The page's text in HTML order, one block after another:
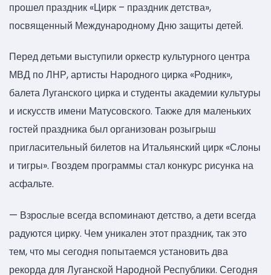
прошел праздник «Цирк – праздник детства»,
посвященный Международному Дню защиты детей.
Перед детьми выступили оркестр культурного центра
МВД по ЛНР, артисты Народного цирка «Родник»,
балета Луганского цирка и студенты академии культуры
и искусств имени Матусовского. Также для маленьких
гостей праздника был организован розыгрыш
пригласительный билетов на Итальянский цирк «Слоны
и тигры». Гвоздем программы стал конкурс рисунка на
асфальте.
— Взрослые всегда вспоминают детство, а дети всегда
радуются цирку. Чем уникален этот праздник, так это
тем, что мы сегодня попытаемся установить два
рекорда для Луганской Народной Республики. Сегодня